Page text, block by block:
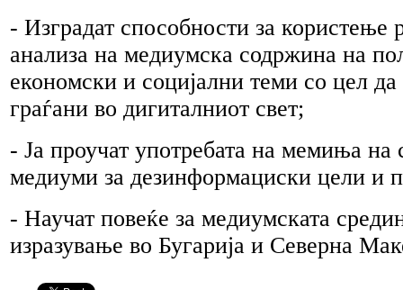
- Изградат способности за користење
анализа на медиумска содржина на
економски и социјални теми со цел да
граѓани во дигиталниот свет;
- Ја проучат употребата на мемиња на
медиуми за дезинформациски цели и
- Научат повеќе за медиумската
изразување во Бугарија и Северна